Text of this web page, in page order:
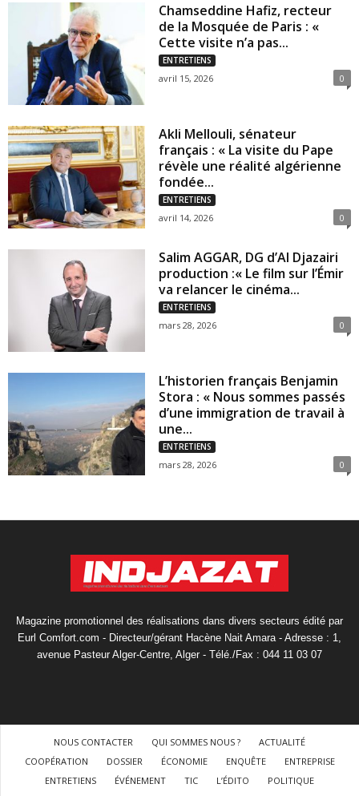
Chamseddine Hafiz, recteur
de la Mosquée de Paris : «
Cette visite n’a pas...
ENTRETIENS
avril 15, 2026 0
Akli Mellouli, sénateur
français : « La visite du Pape
révèle une réalité algérienne
fondée...
ENTRETIENS
avril 14, 2026 0
Salim AGGAR, DG d’Al Djazairi
production :« Le film sur l’Émir
va relancer le cinéma...
ENTRETIENS
mars 28, 2026 0
L’historien français Benjamin
Stora : « Nous sommes passés
d’une immigration de travail à
une...
ENTRETIENS
mars 28, 2026 0
Magazine promotionnel des réalisations dans divers secteurs édité par
Eurl Comfort.com - Directeur/gérant Hacène Nait Amara - Adresse : 1,
avenue Pasteur Alger-Centre, Alger - Télé./Fax : 044 11 03 07
NOUS CONTACTER QUI SOMMES NOUS ?
ACTUALITÉ
COOPÉRATION
DOSSIER ÉCONOMIE ENQUÊTE
ENTREPRISE
ENTRETIENS
ÉVÉNEMENT TIC L’ÉDITO
POLITIQUE